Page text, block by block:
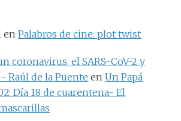
enPalabros de cine: plot twist
coronavirus, el SARS-CoV-2 y
Raúl de la Puente enUn Papá
Día 18 de cuarentena- El